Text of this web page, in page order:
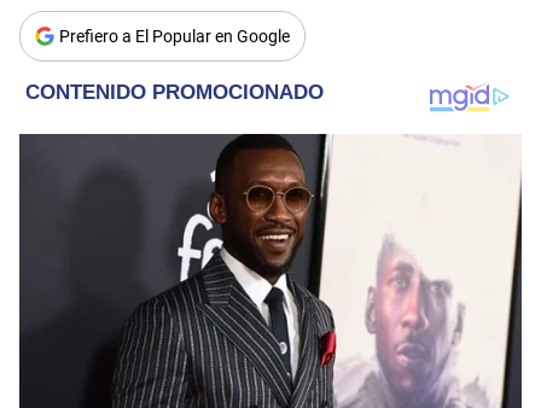
Prefiero a El Popular en Google